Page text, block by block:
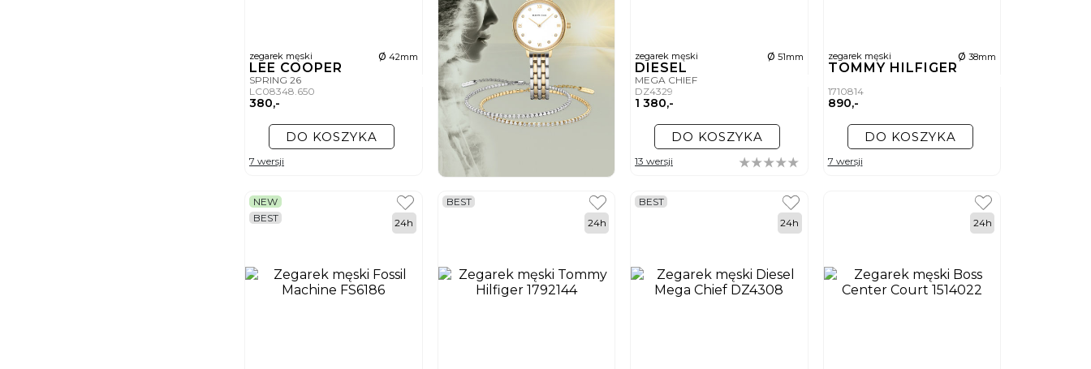
zegarek męski ø 42mm
LEE COOPER
SPRING 26
LC08348.650
380,-
DO KOSZYKA
7 wersji
zegarek męski ø 51mm
DIESEL
MEGA CHIEF
DZ4329
1 380,-
DO KOSZYKA
13 wersji
zegarek męski ø 38mm
TOMMY HILFIGER
1710814
890,-
DO KOSZYKA
7 wersji
NEW
BEST
24h
BEST
24h
BEST
24h
24h